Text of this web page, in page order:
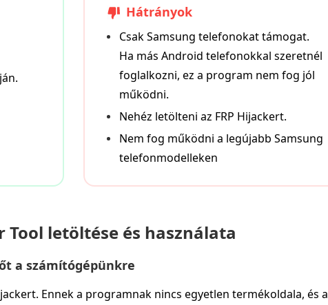
Hátrányok
Csak Samsung telefonokat támogat.
Ha más Android telefonokkal szeretnél
foglalkozni, ez a program nem fog jól
működni.
Nehéz letölteni az FRP Hijackert.
Nem fog működni a legújabb Samsung
telefonmodelleken
Tool letöltése és használata
a számítógépünkre
Ennek a programnak nincs egyetlen termékoldala, és a